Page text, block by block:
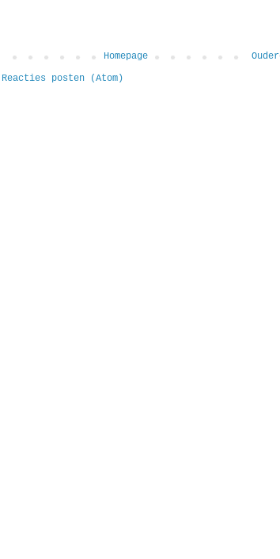
Homepage
Reacties posten (Atom)